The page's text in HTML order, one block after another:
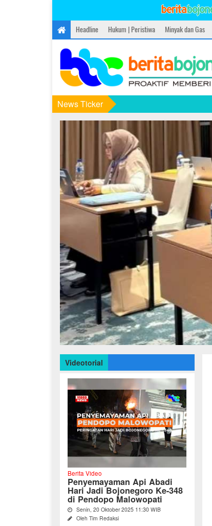
Headline Hukum | Peristiwa Minyak dan Gas
News Ticker
Videotorial
Berita Video
Penyemayaman Api Abadi
Hari Jadi Bojonegoro Ke-348
di Pendopo Malowopati
Senin, 20 Oktober 2025 11:30 WIB
Oleh Tim Redaksi